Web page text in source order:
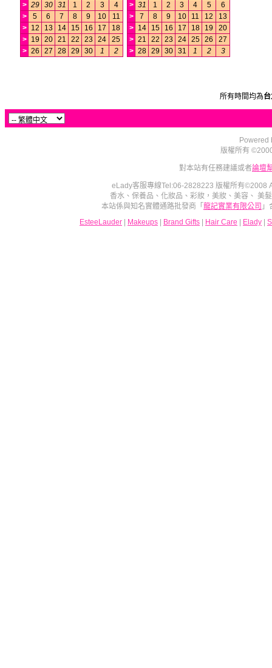
> 29 30 31 1 2 3
4
>
5 6 7 8 9 10
11
>
12 13 14 15 16 17
18
>
19 20 21 22 23 24
25
> 26 27 28 29 30 1 2
> 31 1 2 3 4 5
6
>
7 8 9 10 11 12
13
>
14 15 16 17 18 19
20
> 21 22 23 24 25 26
27
> 28 29 30 31 1 2 3
所有時間均為
Powered
版權所有
對本站有任務建議或者論壇
eLady客服專線Tel:06-2828223 版權所有©2008
香水、保養品、化妝品、彩妝，美妝、美容、 美
本站係與知名實體通路批發商「 龍記實業有限公司
EsteeLauder
Makeups Brand Gifts Hair Care Elady